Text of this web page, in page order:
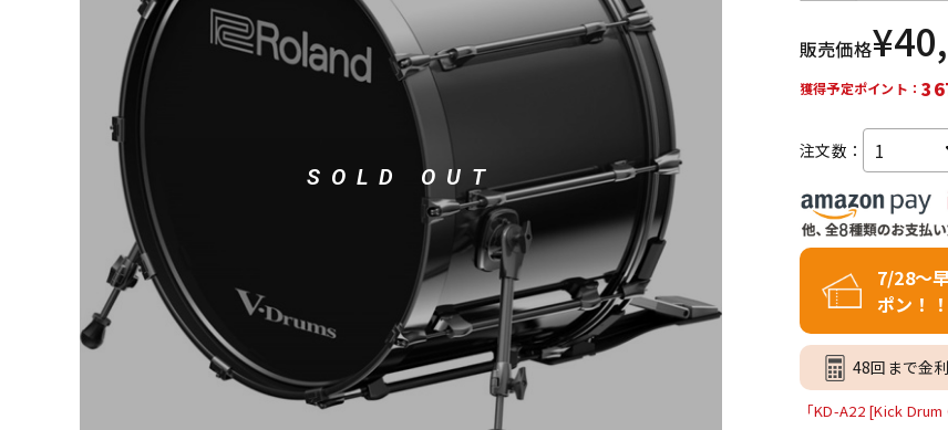
ヴィンテージ
SOLD OUT
販売価格¥
獲得予定ポイント：
注文数：
7/28～
ポン！
48回まで金
「KD-A22 [Kick